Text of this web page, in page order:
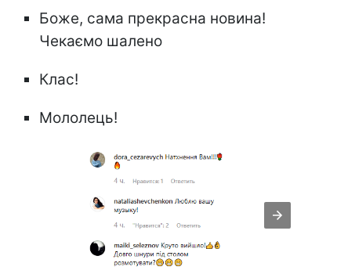
Боже, сама прекрасна новина!
Чекаємо шалено
Клас!
Мололець!